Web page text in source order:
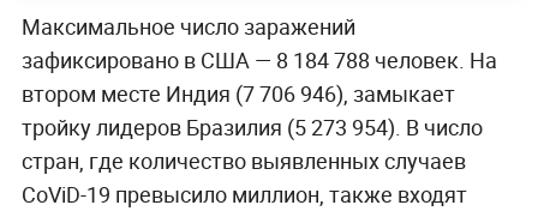
Максимальное число заражений
зафиксировано в США — 8 184 788 человек. На
втором месте Индия (7 706 946), замыкает
тройку лидеров Бразилия (5 273 954). В число
стран, где количество выявленных случаев
CoViD-19 превысило миллион, также входят